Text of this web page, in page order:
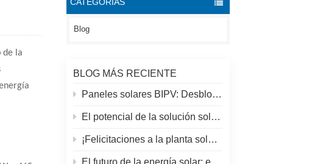
Blog
BLOG MÁS RECIENTE
Paneles solares BIPV: Desbloqueando nuevas oportunidades solares más allá de los tejados tradicionales.
El potencial de la solución solar y espolar en azoteas
¡Felicitaciones a la planta solar más alta del mundo en el Tíbet!
El futuro de la energía solar: el panel solar S-Elite Plus de 680 W de SpolarPV
de la